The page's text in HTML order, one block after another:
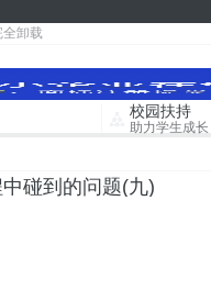
卸载
校园扶持
助力学生成长
碰到的问题(九)